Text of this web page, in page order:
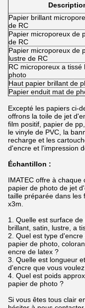
Papier brillant
de RC
Papier microporeux de
de RC
Papier microporeux de
lustre de RC
RC microporeux a tissé
photo
Haut papier brillant de
Papier enduit mat de
Excepté les papiers ci-
offrons la toile de jet
film positif, papier de
le vinyle de PVC, la
recharge et les
d'encre et l'impression
Échantillon :
IMATEC offre à chaque
papier de photo de jet
taille préparée dans les
x3m.
1. Quelle est surface
brillant, satin, lustre, a
2. Quel est type
papier de photo,
encre de latex ?
3. Quelle est longueur
d'encre que vous
4. Quel est poids
papier de photo ?
Si vous êtes tous clair